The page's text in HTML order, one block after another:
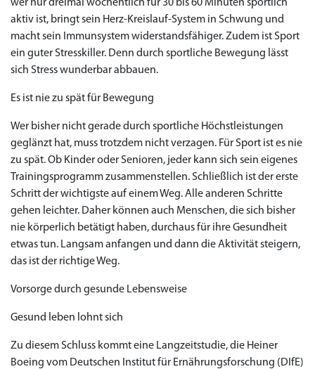
wer nur dreimal wöchentlich für 30 bis 60 Minuten sportlich
aktiv ist, bringt sein Herz-Kreislauf-System in Schwung und
macht sein Immunsystem widerstandsfähiger. Zudem ist Sport
ein guter Stresskiller. Denn durch sportliche Bewegung lässt
sich Stress wunderbar abbauen.
Es ist nie zu spät für Bewegung
Wer bisher nicht gerade durch sportliche Höchstleistungen
geglänzt hat, muss trotzdem nicht verzagen. Für Sport ist es nie
zu spät. Ob Kinder oder Senioren, jeder kann sich sein eigenes
Trainingsprogramm zusammenstellen. Schließlich ist der erste
Schritt der wichtigste auf einem Weg. Alle anderen Schritte
gehen leichter. Daher können auch Menschen, die sich bisher
nie körperlich betätigt haben, durchaus für ihre Gesundheit
etwas tun. Langsam anfangen und dann die Aktivität steigern,
das ist der richtige Weg.
Vorsorge durch gesunde Lebensweise
Gesund leben lohnt sich
Zu diesem Schluss kommt eine Langzeitstudie, die Heiner
Boeing vom Deutschen Institut für Ernährungsforschung (DIfE)